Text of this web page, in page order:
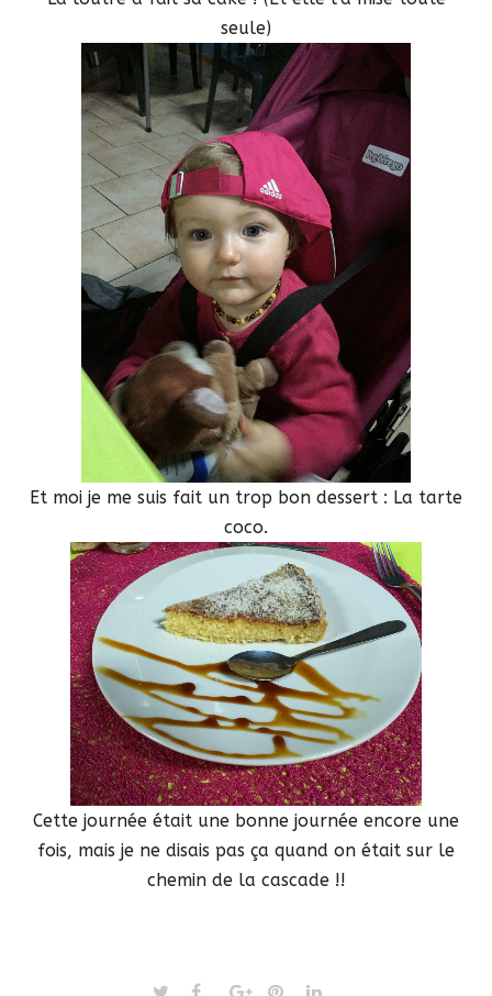
seule)
Et moi je me suis fait un trop bon dessert : La tarte
coco.
Cette journée était une bonne journée encore une
fois, mais je ne disais pas ça quand on était sur le
chemin de la cascade !!